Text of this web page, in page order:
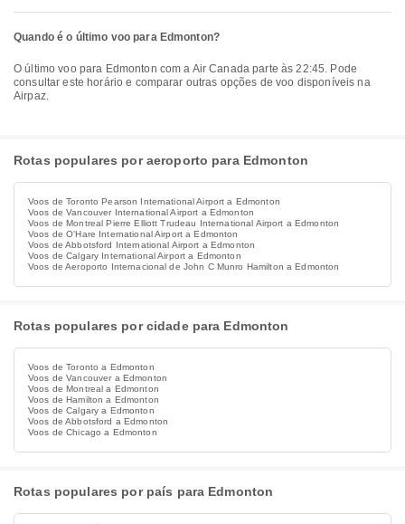
Quando é o último voo para Edmonton?
O último voo para Edmonton com a Air Canada parte às 22:45. Pode
consultar este horário e comparar outras opções de voo disponíveis na
Airpaz.
Rotas populares por aeroporto para Edmonton
Voos de Toronto Pearson International Airport a Edmonton
Voos de Vancouver International Airport a Edmonton
Voos de Montreal Pierre Elliott Trudeau International Airport a Edmonton
Voos de O'Hare International Airport a Edmonton
Voos de Abbotsford International Airport a Edmonton
Voos de Calgary International Airport a Edmonton
Voos de Aeroporto Internacional de John C Munro Hamilton a Edmonton
Rotas populares por cidade para Edmonton
Voos de Toronto a Edmonton
Voos de Vancouver a Edmonton
Voos de Montreal a Edmonton
Voos de Hamilton a Edmonton
Voos de Calgary a Edmonton
Voos de Abbotsford a Edmonton
Voos de Chicago a Edmonton
Rotas populares por país para Edmonton